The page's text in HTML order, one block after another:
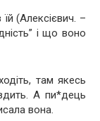
(Алексієвич. –
і що воно
там якесь
А пи*дець
вона.